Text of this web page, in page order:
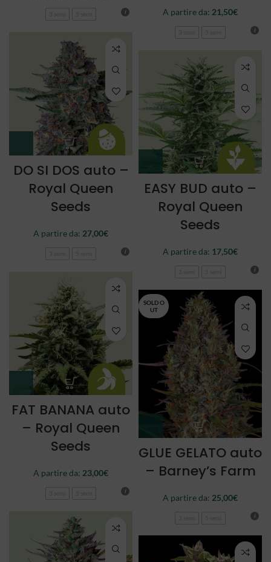
A partire da: 21,50€
DO SI DOS auto –
Royal Queen
Seeds
A partire da: 27,00€
EASY BUD auto –
Royal Queen
Seeds
A partire da: 17,50€
FAT BANANA auto
– Royal Queen
Seeds
A partire da: 23,00€
SOLD O
UT
GLUE GELATO auto
– Barney’s Farm
A partire da: 25,00€